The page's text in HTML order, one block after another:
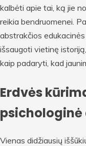
kalbėti apie tai, ką jie
reikia bendruomenei.
abstrakčios
išsaugoti vietinę
kaip padaryti, kad
Erdvės
Vienas didžiausių